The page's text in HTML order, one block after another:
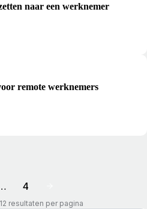
naar een werknemer
remote werknemers
4
resultaten per pagina